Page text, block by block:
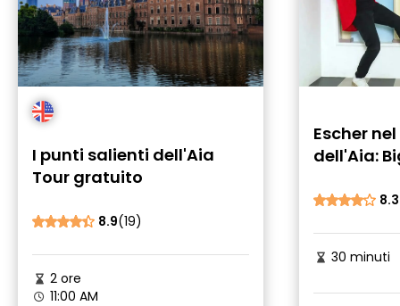
I punti salienti dell'Aia
Tour gratuito
8.9(19)
2 ore
11:00 AM
Escher
dell'Aia:
8.3
30 minuti